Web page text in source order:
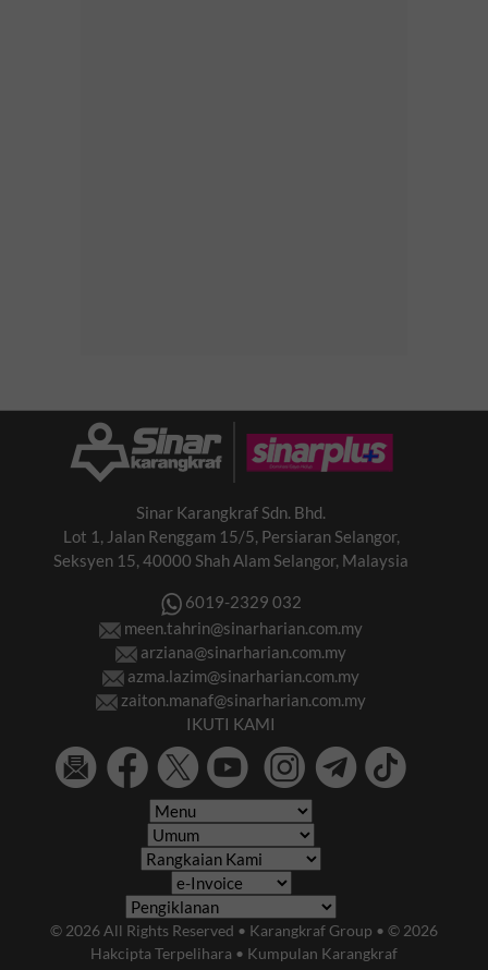
Sinar Karangkraf Sdn. Bhd.
Lot 1, Jalan Renggam 15/5, Persiaran Selangor,
Seksyen 15, 40000 Shah Alam Selangor, Malaysia
6019-2329 032
meen.tahrin@sinarharian.com.my
arziana@sinarharian.com.my
azma.lazim@sinarharian.com.my
zaiton.manaf@sinarharian.com.my
IKUTI KAMI
© 2026 All Rights Reserved • Karangkraf Group • © 2026
Hakcipta Terpelihara • Kumpulan Karangkraf